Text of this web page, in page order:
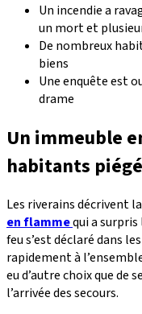
Un incendie a
un mort et
De nombreux
biens
Une enquête est
drame
Un immeuble
habitants
Les riverains décrivent
en flammequi a
feu s’est déclaré dans
rapidement à
eu d’autre choix que de
l’arrivée des secours.